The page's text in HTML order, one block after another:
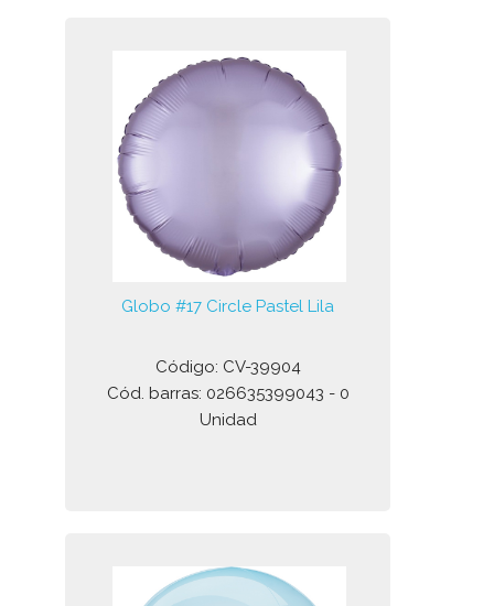
Globo #17 Circle Pastel Lila
Código: CV-39904
Cód. barras: 026635399043 - 0
Unidad